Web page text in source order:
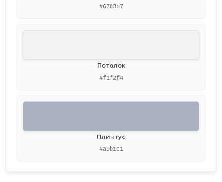
#6783b7
Потолок
#f1f2f4
Плинтус
#a9b1c1